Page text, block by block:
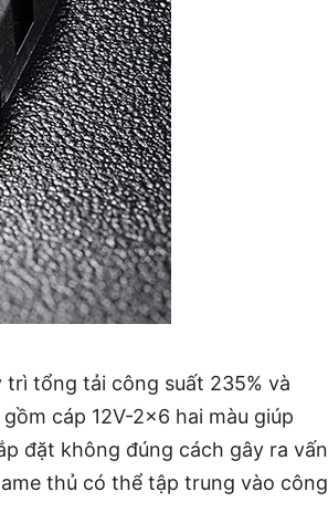
trì tổng tải công suất 235% và
cáp 12V-2x6 hai màu giúp
đặt không đúng cách gây ra vấn
thủ có thể tập trung vào công